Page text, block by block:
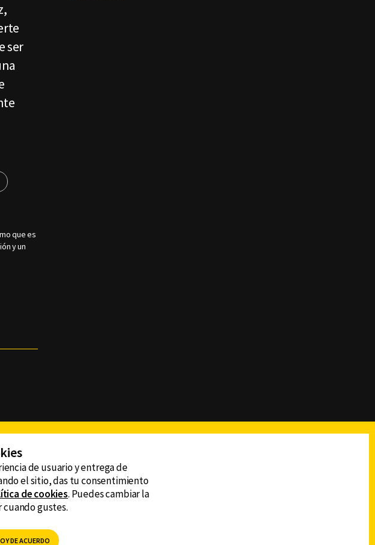
ser
que es
y un
DE PRIVACIDAD
LEGAL
DE LAS AUDIENCIAS
de usuario y entrega de
el sitio, das tu consentimiento
de cookies. Puedes cambiar la
gustes.
DE ACUERDO